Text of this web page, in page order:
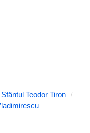
Sfântul Teodor Tiron